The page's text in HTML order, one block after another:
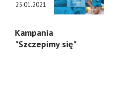
25.01.2021
Kampania
"Szczepimy się"